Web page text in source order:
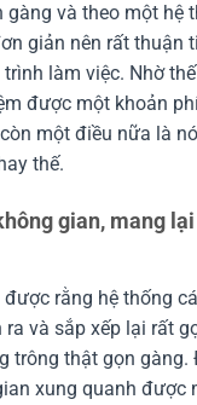
gàng và theo một hệ
giản nên rất thuận
làm việc. Nhờ
được một khoản
một điều nữa là
thế.
gian, mang
được rằng hệ thống
và sắp xếp lại rất
trông thật gọn gàng.
xung quanh được